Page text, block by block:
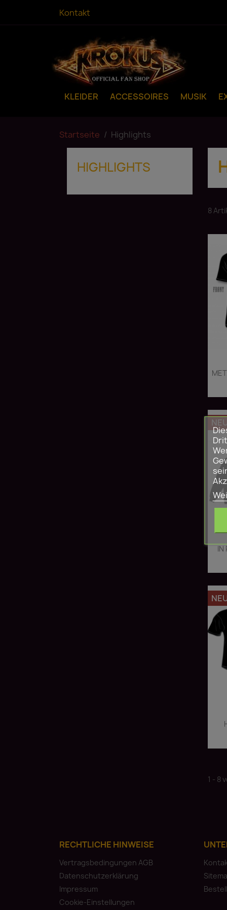
Kontakt
KLEIDER ACCESSOIRES MUSIK
Startseite Highlights
HIGHLIGHTS
8
IN
NEU
1 - 8
RECHTLICHE HINWEISE
Vertragsbedingungen AGB
Datenschutzerklärung
Impressum
Cookie-Einstellungen